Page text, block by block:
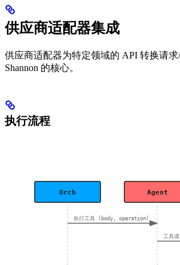
供应商适配器集成
供应商适配器为特定领域的 API 转换请
Shannon 的核心。
执行流程